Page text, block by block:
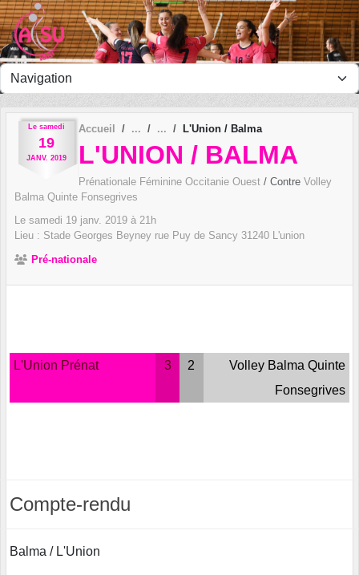
Le samedi
19
JANV. 2019
Accueil L'Union / Balma
L'UNION / BALMA
Prénationale Féminine Occitanie Ouest / Contre Volley
Balma Quinte Fonsegrives
Le samedi 19 janv. 2019 à 21h
Lieu : Stade Georges Beyney rue Puy de Sancy 31240 L'union
Pré-nationale
L'Union Prénat 3 2
Volley Balma Quinte
Fonsegrives
Compte-rendu
Balma / L'Union
Panneau de gestion des cookies